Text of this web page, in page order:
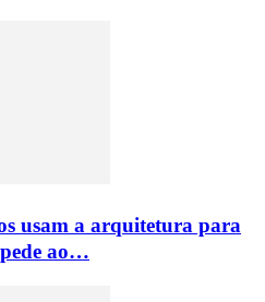
usam a arquitetura para
ao…